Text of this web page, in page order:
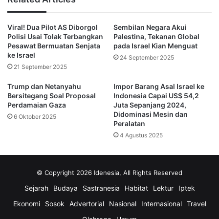
Israel akan bergeser. Tel Aviv akan menjadikan integrasi
karena dukungan Amerika selama ini telah menjamin
kemampuan Israel untuk bertindak tanpa hukuman.
“Gagasan bahwa Israel selangkah lagi akan diserang
tidaklah benar,” jelasnya.
Ia menambahkan bahwa negara-negara seperti Suriah
Secara finansial, Goldberg mengakui Israel sangat
Viral! Dua Pilot AS Diborgol
Polisi Usai Tolak Terbangkan
Pesawat Bermuatan Senjata
ke Israel
21 September 2025
Sembilan Negara Akui
Palestina, Tekanan Global
pada Israel Kian Menguat
24 September 2025
Trump dan Netanyahu
Bersitegang Soal Proposal
Perdamaian Gaza
6 Oktober 2025
Impor Barang Asal Israel ke
Indonesia Capai US$ 54,2
Juta Sepanjang 2024,
Didominasi Mesin dan
Peralatan
4 Agustus 2025
© Copyright 2026 Idenesia, All Rights Reserved
Sejarah Budaya Sastranesia Habitat Lektur
Iptek
Ekonomi
Sosok Advertorial Nasional Internasional
Travel